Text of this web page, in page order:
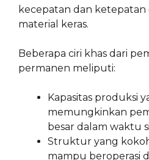
kecepatan dan ketepatan
material keras.
Beberapa ciri khas dari
permanen meliputi:
Kapasitas produksi
memungkinkan
besar dalam waktu
Struktur yang
mampu beroperasi